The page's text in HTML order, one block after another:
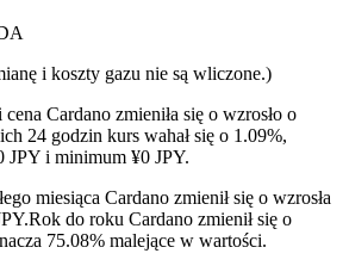
na USDC
i koszty gazu nie są wliczone.)
Cardano zmieniła się o wzrosło o
24 godzin kurs wahał się o 1.09%,
JPY i minimum ¥0 JPY.
miesiąca Cardano zmienił się o wzrosła
Rok do roku Cardano zmienił się o
75.08% malejące w wartości.